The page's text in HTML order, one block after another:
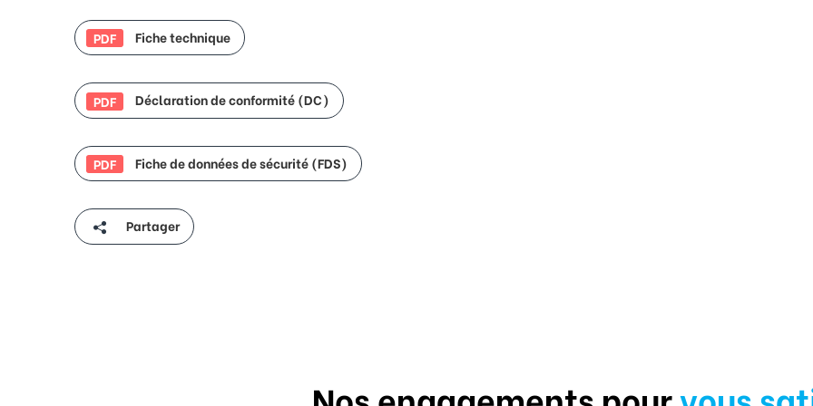
PDF Fiche technique
PDF Déclaration de conformité (DC)
PDF Fiche de données de sécurité (FDS)
Partager